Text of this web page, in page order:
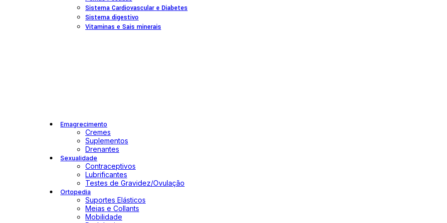
Sistema Cardiovascular e Diabetes
Sistema digestivo
Vitaminas e Sais minerais
Emagrecimento
Cremes
Suplementos
Drenantes
Sexualidade
Contraceptivos
Lubrificantes
Testes de Gravidez/Ovulação
Ortopedia
Suportes Elásticos
Meias e Collants
Mobilidade